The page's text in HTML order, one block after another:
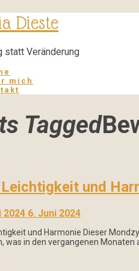
statt Veränderung
mich
Tagged
und
2024 6. Juni 2024
und Harmonie Dieser
was in den vergangenen Monaten